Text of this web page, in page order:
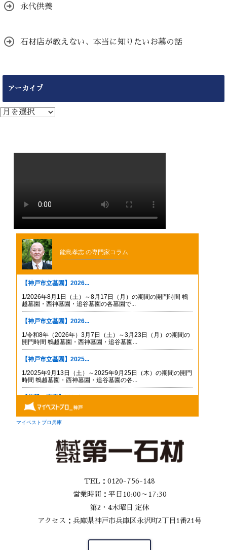
永代供養
石材店が教えない、本当に知りたいお墓の話
アーカイブ
ア
ー
TEL：0120-756-148
営業時間：平日10:00～17:30
第2・4木曜日 定休
アクセス：兵庫県神戸市兵庫区永沢町2丁目1番21号